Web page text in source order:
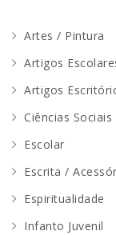
Artes / Pintura
Artigos
Artigos
Ciências Sociais
Escolar
Escrita /
Espiritualidade
Infanto Juvenil